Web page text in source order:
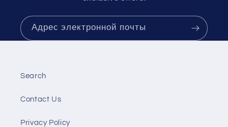
Адрес электронной почты
Search
Contact Us
Privacy Policy